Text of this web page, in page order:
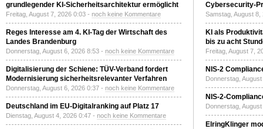
grundlegender KI-Sicherheitsarchitektur ermöglicht
Freitag, August 7, 2026 0:03 - noch keine Kommentare
Reges Interesse am 4. KI-Tag der Wirtschaft des
Landes Brandenburg
Donnerstag, August 6, 2026 8:53 - noch keine Kommentare
Digitalisierung der Schiene: TÜV-Verband fordert
Modernisierung sicherheitsrelevanter Verfahren
Donnerstag, August 6, 2026 0:37 - noch keine Kommentare
Deutschland im EU-Digitalranking auf Platz 17
Dienstag, August 4, 2026 0:47 - noch keine Kommentare
Cybersecurity-
Samstag, August
KI als
bis zu acht
Freitag, August 7,
NIS-2
Donnerstag,
NIS-2-
Donnerstag,
ElringKlinger